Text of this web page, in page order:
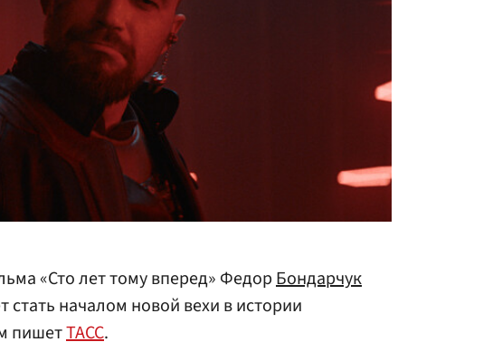
«Сто лет тому вперед» ФедорБондарчук
стать началом новой вехи в истории
пишетТАСС.